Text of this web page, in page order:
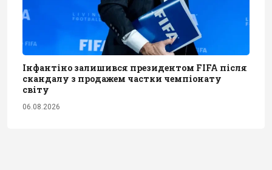
Інфантіно залишився президентом FIFA після
скандалу з продажем частки чемпіонату
світу
06.08.2026